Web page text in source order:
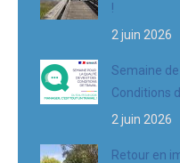
!
2 juin 2026
Semaine
Conditions
2 juin 2026
Retour en